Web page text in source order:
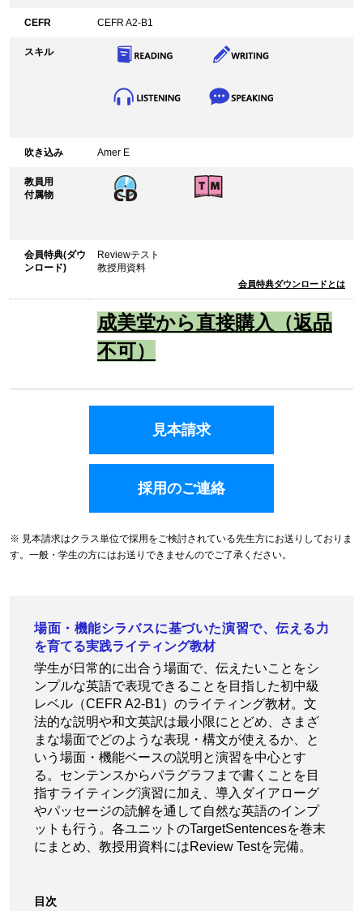
CEFR CEFR A2-B1
スキル
吹き込み Amer E
教員用
付属物
会員特典(ダウ
ンロード)
Reviewテスト
教授用資料
会員特典ダウンロードとは
成美堂から直接購入（返品
不可）
見本請求
採用のご連絡
※ 見本請求はクラス単位で採用をご検討されている先生方にお送りしておりま
す。一般・学生の方にはお送りできませんのでご了承ください。
場面・機能シラバスに基づいた演習で、伝える力
を育てる実践ライティング教材
学生が日常的に出合う場面で、伝えたいことをシ
ンプルな英語で表現できることを目指した初中級
レベル（CEFR A2-B1）のライティング教材。文
法的な説明や和文英訳は最小限にとどめ、さまざ
まな場面でどのような表現・構文が使えるか、と
いう場面・機能ベースの説明と演習を中心とす
る。センテンスからパラグラフまで書くことを目
指すライティング演習に加え、導入ダイアローグ
やパッセージの読解を通して自然な英語のインプ
ットも行う。各ユニットのTargetSentencesを巻末
にまとめ、教授用資料にはReview Testを完備。
目次